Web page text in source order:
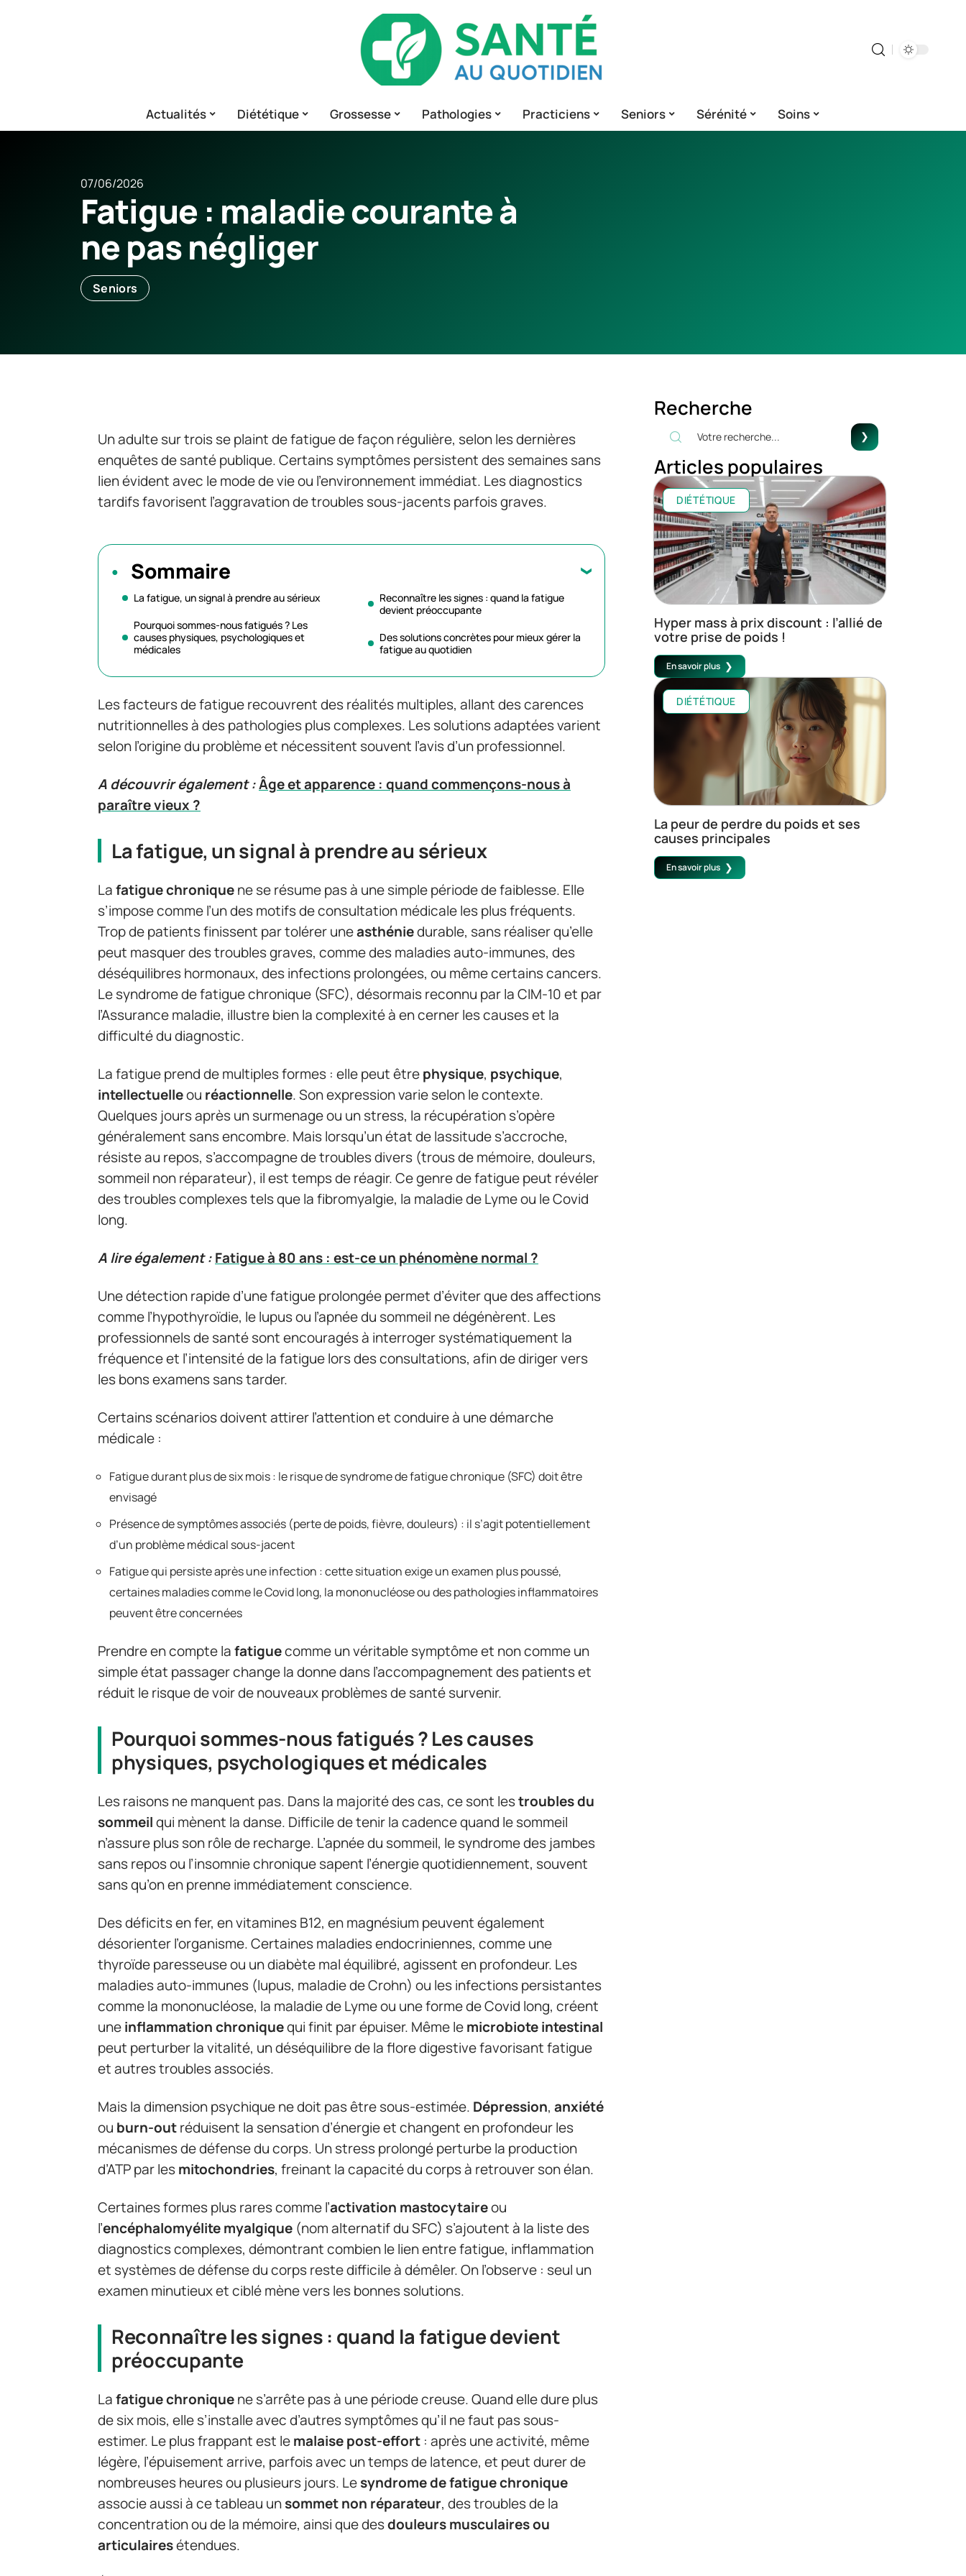
Actualités Diététique Grossesse Pathologies Practiciens Seniors Sérénité Soins
07/06/2026
Fatigue : maladie courante à
ne pas négliger
Seniors
Un adulte sur trois se plaint de fatigue de façon régulière, selon les dernières
enquêtes de santé publique. Certains symptômes persistent des semaines sans
lien évident avec le mode de vie ou l’environnement immédiat. Les diagnostics
tardifs favorisent l’aggravation de troubles sous-jacents parfois graves.
Sommaire
La fatigue, un signal à prendre au sérieux
Pourquoi sommes-nous fatigués ? Les
causes physiques, psychologiques et
médicales
Reconnaître les signes : quand la fatigue
devient préoccupante
Des solutions concrètes pour mieux gérer la
fatigue au quotidien
Les facteurs de fatigue recouvrent des réalités multiples, allant des carences
nutritionnelles à des pathologies plus complexes. Les solutions adaptées varient
selon l’origine du problème et nécessitent souvent l’avis d’un professionnel.
A découvrir également :Âge et apparence : quand commençons-nous à
paraître vieux ?
La fatigue, un signal à prendre au sérieux
Lafatigue chroniquene se résume pas à une simple période de faiblesse. Elle
s’impose comme l’un des motifs de consultation médicale les plus fréquents.
Trop de patients finissent par tolérer uneasthéniedurable, sans réaliser qu’elle
peut masquer des troubles graves, comme des maladies auto-immunes, des
déséquilibres hormonaux, des infections prolongées, ou même certains cancers.
Le syndrome de fatigue chronique (SFC), désormais reconnu par la CIM-10 et par
l’Assurance maladie, illustre bien la complexité à en cerner les causes et la
difficulté du diagnostic.
La fatigue prend de multiples formes : elle peut êtrephysique, psychique,
intellectuelleou réactionnelle. Son expression varie selon le contexte.
Quelques jours après un surmenage ou un stress, la récupération s’opère
généralement sans encombre. Mais lorsqu’un état de lassitude s’accroche,
résiste au repos, s’accompagne de troubles divers (trous de mémoire, douleurs,
sommeil non réparateur), il est temps de réagir. Ce genre de fatigue peut révéler
des troubles complexes tels que la fibromyalgie, la maladie de Lyme ou le Covid
long.
A lire également :Fatigue à 80 ans : est-ce un phénomène normal ?
Une détection rapide d’une fatigue prolongée permet d’éviter que des affections
comme l’hypothyroïdie, le lupus ou l’apnée du sommeil ne dégénèrent. Les
professionnels de santé sont encouragés à interroger systématiquement la
fréquence et l’intensité de la fatigue lors des consultations, afin de diriger vers
les bons examens sans tarder.
Certains scénarios doivent attirer l’attention et conduire à une démarche
médicale :
Fatigue durant plus de six mois : le risque de syndrome de fatigue chronique (SFC) doit être
envisagé
Présence de symptômes associés (perte de poids, fièvre, douleurs) : il s’agit potentiellement
d’un problème médical sous-jacent
Fatigue qui persiste après une infection : cette situation exige un examen plus poussé,
certaines maladies comme le Covid long, la mononucléose ou des pathologies inflammatoires
peuvent être concernées
Prendre en compte lafatiguecomme un véritable symptôme et non comme un
simple état passager change la donne dans l’accompagnement des patients et
réduit le risque de voir de nouveaux problèmes de santé survenir.
Pourquoi sommes-nous fatigués ? Les causes
physiques, psychologiques et médicales
Les raisons ne manquent pas. Dans la majorité des cas, ce sont lestroubles du
sommeilqui mènent la danse. Difficile de tenir la cadence quand le sommeil
n’assure plus son rôle de recharge. L’apnée du sommeil, le syndrome des jambes
sans repos ou l’insomnie chronique sapent l’énergie quotidiennement, souvent
sans qu’on en prenne immédiatement conscience.
Des déficits en fer, en vitamines B12, en magnésium peuvent également
désorienter l’organisme. Certaines maladies endocriniennes, comme une
thyroïde paresseuse ou un diabète mal équilibré, agissent en profondeur. Les
maladies auto-immunes (lupus, maladie de Crohn) ou les infections persistantes
comme la mononucléose, la maladie de Lyme ou une forme de Covid long, créent
uneinflammation chroniquequi finit par épuiser. Même lemicrobiote intestinal
peut perturber la vitalité, un déséquilibre de la flore digestive favorisant fatigue
et autres troubles associés.
Mais la dimension psychique ne doit pas être sous-estimée. Dépression, anxiété
ou burn-outréduisent la sensation d’énergie et changent en profondeur les
mécanismes de défense du corps. Un stress prolongé perturbe la production
d’ATP par lesmitochondries, freinant la capacité du corps à retrouver son élan.
Certaines formes plus rares comme l’activation mastocytaireou
l’encéphalomyélite myalgique (nom alternatif du SFC) s’ajoutent à la liste des
diagnostics complexes, démontrant combien le lien entre fatigue, inflammation
et systèmes de défense du corps reste difficile à démêler. On l’observe : seul un
examen minutieux et ciblé mène vers les bonnes solutions.
Reconnaître les signes : quand la fatigue devient
préoccupante
Lafatigue chroniquene s’arrête pas à une période creuse. Quand elle dure plus
de six mois, elle s’installe avec d’autres symptômes qu’il ne faut pas sous-
estimer. Le plus frappant est lemalaise post-effort : après une activité, même
légère, l’épuisement arrive, parfois avec un temps de latence, et peut durer de
nombreuses heures ou plusieurs jours. Lesyndrome de fatigue chronique
associe aussi à ce tableau unsommet non réparateur, des troubles de la
concentration ou de la mémoire, ainsi que desdouleurs musculaires ou
articulairesétendues.
Recherche
Articles populaires
DIÉTÉTIQUE
Hyper mass à prix discount : l’allié de
votre prise de poids !
En savoir plus
DIÉTÉTIQUE
La peur de perdre du poids et ses
causes principales
En savoir plus